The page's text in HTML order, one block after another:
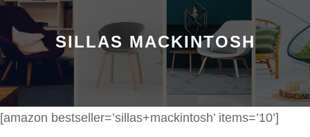
SILLAS MACKINTOSH
[amazon bestseller=’sillas+mackintosh’ items=’10’]